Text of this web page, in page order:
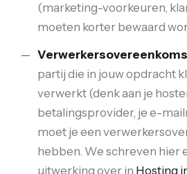
(marketing-voorkeuren,
moeten korter bewaard
partij die in jouw opdracht
verwerkt (denk aan je
betalingsprovider, je e-
moet je een
hebben. We schreven hier
uitwerking over in Hosting